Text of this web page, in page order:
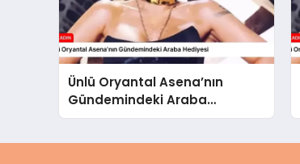
Ünlü Oryantal Asena’nın
Gündemindeki Araba
Hediyesi